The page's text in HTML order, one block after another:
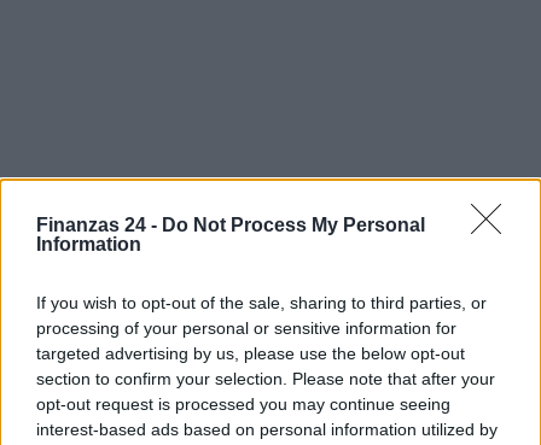
Finanzas 24 - Do Not Process My Personal
Information
If you wish to opt-out of the sale, sharing to third parties, or
processing of your personal or sensitive information for
targeted advertising by us, please use the below opt-out
section to confirm your selection. Please note that after your
opt-out request is processed you may continue seeing
interest-based ads based on personal information utilized by
Sigue leyendo